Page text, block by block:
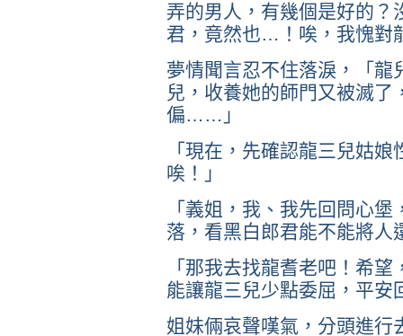
弄的男人，有幾個是好的？
君，竟然也…！唉，我愧對
夢情聞言忍不住落淚，「龍
兒，收養她的師門又被滅
偏……」
「現在，先確認龍三兒姑
唉！」
「義姐，我、我先回問心
落，看黑白郎君能不能將人
「那我去找龍耆老吧！希
能讓龍三兒少點委屈，平安
姐妹倆哀聲嘆氣，分頭進行